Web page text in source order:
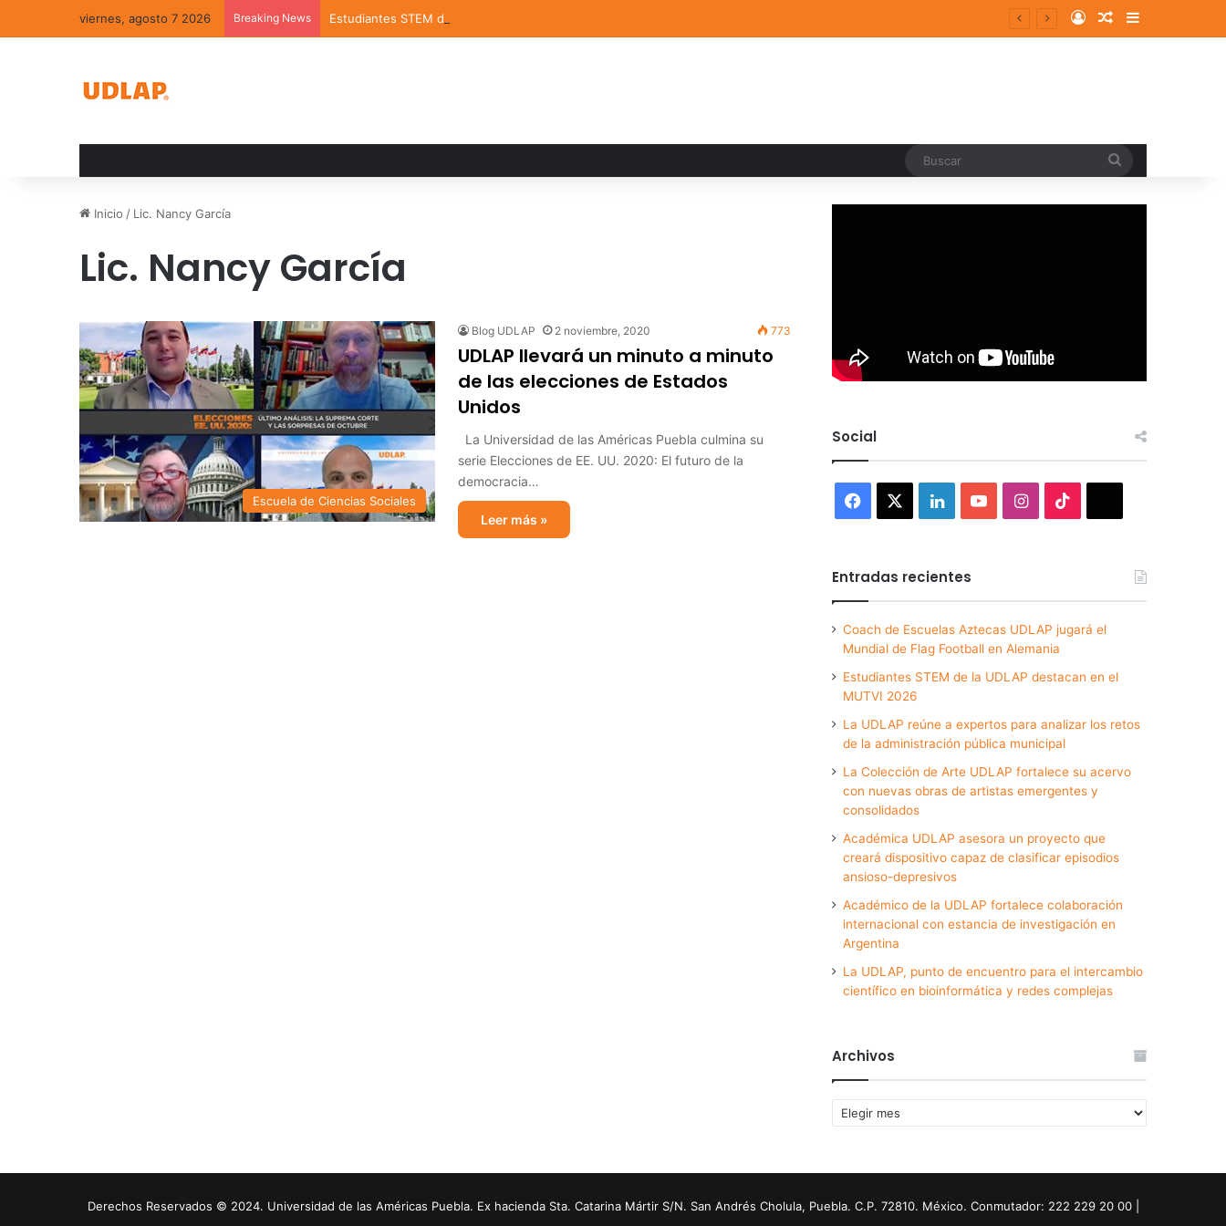
viernes, agosto 7 2026 Breaking News Estudiantes STEM de la UDLAP destacan en el MUTVI 2026 Log InRandom Article
Sidebar
Inicio / Lic. Nancy García
Lic. Nancy García
Escuela de Ciencias Sociales
Blog UDLAP 2 noviembre, 2020 773
UDLAP llevará un minuto a minuto
de las elecciones de Estados
Unidos
La Universidad de las Américas Puebla culmina su
serie Elecciones de EE. UU. 2020: El futuro de la
democracia…
Leer más »
Social
Facebook LinkedInYouTubeInstagram
Entradas recientes
Coach de Escuelas Aztecas UDLAP jugará el
Mundial de Flag Football en Alemania
Estudiantes STEM de la UDLAP destacan en el
MUTVI 2026
La UDLAP reúne a expertos para analizar los retos
de la administración pública municipal
La Colección de Arte UDLAP fortalece su acervo
con nuevas obras de artistas emergentes y
consolidados
Académica UDLAP asesora un proyecto que
creará dispositivo capaz de clasificar episodios
ansioso-depresivos
Académico de la UDLAP fortalece colaboración
internacional con estancia de investigación en
Argentina
La UDLAP, punto de encuentro para el intercambio
científico en bioinformática y redes complejas
Archivos
Archivos
Derechos Reservados © 2024. Universidad de las Américas Puebla. Ex hacienda Sta. Catarina Mártir S/N. San Andrés Cholula, Puebla. C.P. 72810. México. Conmutador: 222 229 20 00 |